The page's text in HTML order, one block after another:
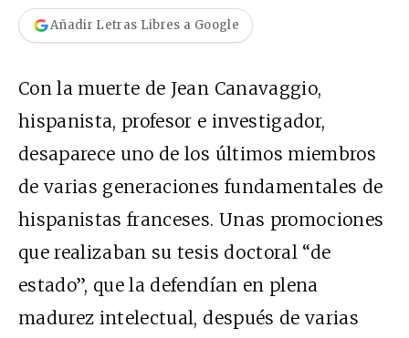
Añadir Letras Libres a Google
Con la muerte de Jean Canavaggio,
hispanista, profesor e investigador,
desaparece uno de los últimos miembros
de varias generaciones fundamentales de
hispanistas franceses. Unas promociones
que realizaban su tesis doctoral “de
estado”, que la defendían en plena
madurez intelectual, después de varias